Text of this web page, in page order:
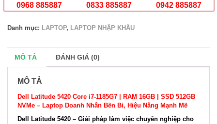
SSD
512GB
số
0968 885887
0833 885887
0942 885887
Danh mục: LAPTOP, LAPTOP NHẬP KHẨU
MÔ TẢ ĐÁNH GIÁ (0)
MÔ TẢ
Dell Latitude 5420 Core i7-1185G7 | RAM 16GB | SSD 512GB
NVMe – Laptop Doanh Nhân Bền Bỉ, Hiệu Năng Mạnh Mẽ
Dell Latitude 5420 – Giải pháp làm việc chuyên nghiệp cho